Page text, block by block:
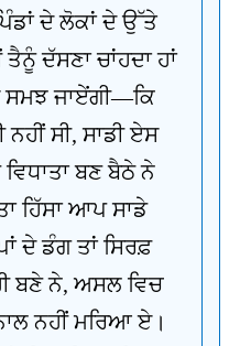
ਦੇ ਲੋਕਾਂ ਦੇ ਉੱਤੇ
ਦੱਸਣਾ ਚਾਂਹਦਾ ਹਾਂ
ਜਾਏਂਗੀ—ਕਿ
ਸੀ, ਸਾਡੀ ਏਸ
ਬਣ ਬੈਠੇ ਨੇ
ਹਿੱਸਾ ਆਪ ਸਾਡੇ
ਦੇ ਡੰਗ ਤਾਂ ਸਿਰਫ਼
ਬਣੇ ਨੇ, ਅਸਲ ਵਿਚ
ਨਹੀਂ ਮਰਿਆ ਏ।